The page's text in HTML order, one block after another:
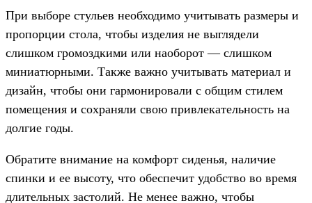
При выборе стульев необходимо учитывать размеры и
пропорции стола, чтобы изделия не выглядели
слишком громоздкими или наоборот — слишком
миниатюрными. Также важно учитывать материал и
дизайн, чтобы они гармонировали с общим стилем
помещения и сохраняли свою привлекательность на
долгие годы.
Обратите внимание на комфорт сиденья, наличие
спинки и ее высоту, что обеспечит удобство во время
длительных застолий. Не менее важно, чтобы